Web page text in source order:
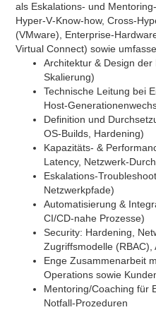
als Eskalations‑ und
Hyper‑V‑Know‑how,
(VMware),
Virtual Connect) sowie
Architektur & Design der
Skalierung)
Technische Leitung bei
Definition und
OS‑Builds, Hardening)
Kapazitäts‑ &
Latency,
Netzwerkpfade)
Automatisierung &
CI/CD‑nahe Prozesse)
Security: Hardening,
Zugriffsmodelle (RBAC),
Enge Zusammenarbeit
Operations sowie
Mentoring/Coaching für
Notfall‑Prozeduren